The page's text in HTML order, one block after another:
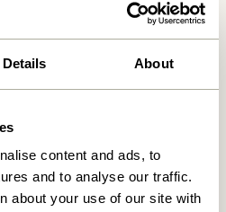
Details About
content and ads, to
and to analyse our traffic.
about your use of our site with